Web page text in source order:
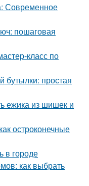
Современное
пошаговая
класс по
бутылки: простая
ежика из шишек и
остроконечные
в городе
как выбрать